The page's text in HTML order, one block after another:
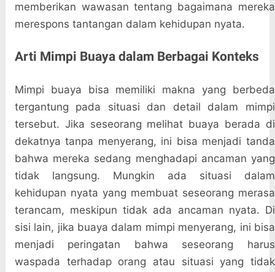
memberikan wawasan tentang bagaimana mereka
merespons tantangan dalam kehidupan nyata.
Arti Mimpi Buaya dalam Berbagai Konteks
Mimpi buaya bisa memiliki makna yang berbeda
tergantung pada situasi dan detail dalam mimpi
tersebut. Jika seseorang melihat buaya berada di
dekatnya tanpa menyerang, ini bisa menjadi tanda
bahwa mereka sedang menghadapi ancaman yang
tidak langsung. Mungkin ada situasi dalam
kehidupan nyata yang membuat seseorang merasa
terancam, meskipun tidak ada ancaman nyata. Di
sisi lain, jika buaya dalam mimpi menyerang, ini bisa
menjadi peringatan bahwa seseorang harus
waspada terhadap orang atau situasi yang tidak